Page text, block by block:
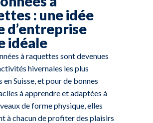
: une idée
d’entreprise
idéale
à raquettes sont devenues
hivernales les plus
en Suisse, et pour de bonnes
à apprendre et adaptées à
de forme physique, elles
à chacun de profiter des plaisirs